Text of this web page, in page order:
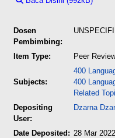
Dosen
Pembimbing:
Item Type: Peer
Subjects:
400
400
Related
Depositing
User:
Dzarna
Date Deposited: 28 Mar